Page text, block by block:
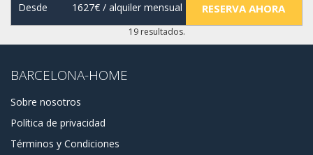
Desde 1627€/ alquiler mensual RESERVA AHORA
19 resultados.
BARCELONA-HOME
Sobre nosotros
Política de privacidad
Términos y Condiciones